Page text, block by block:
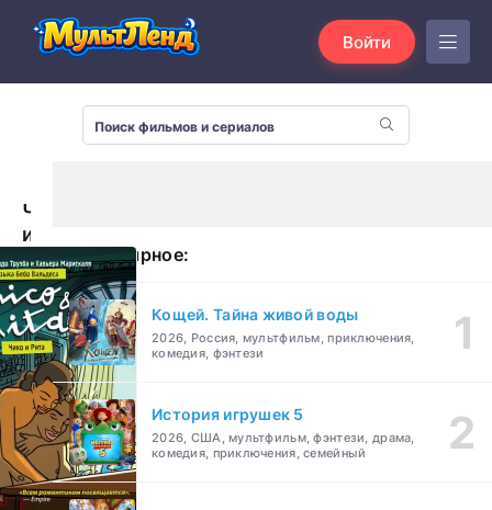
Войти
Чико
и
Рита
(2010)
Популярное:
Кощей. Тайна живой воды
2026, Россия, мультфильм, приключения,
комедия, фэнтези
История игрушек 5
2026, США, мультфильм, фэнтези, драма,
комедия, приключения, семейный